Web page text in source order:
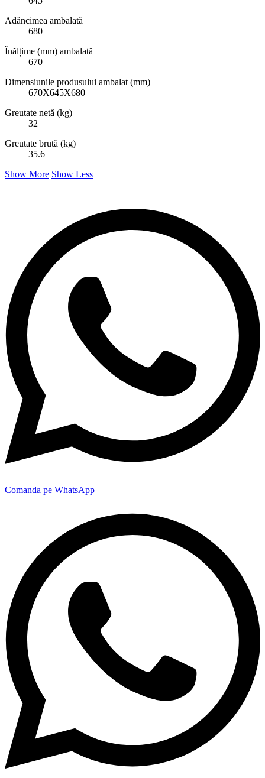
Adâncimea ambalată
680
Înălțime (mm) ambalată
670
Dimensiunile produsului ambalat (mm)
670X645X680
Greutate netă (kg)
32
Greutate brută (kg)
35.6
Show More Show Less
Comanda pe WhatsApp